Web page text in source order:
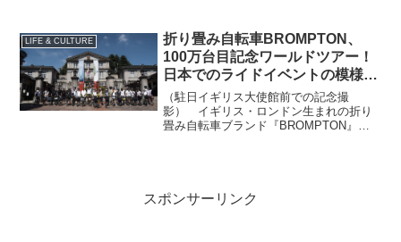
を記念したスペシャルインタビュー動画
が10月23日公開された。
LIFE & CULTURE
折り畳み自転車BROMPTON、
100万台目記念ワールドツアー！
日本でのライドイベントの模様を
体験レポート
（駐日イギリス大使館前での記念撮
影） イギリス・ロンドン生まれの折り
畳み自転車ブランド『BROMPTON』
スポンサーリンク